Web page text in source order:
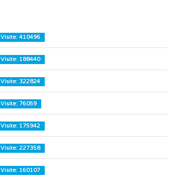
Visite: 410496
Visite: 188440
Visite: 322824
Visite: 76059
Visite: 175942
Visite: 227358
Visite: 160107